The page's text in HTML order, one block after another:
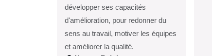
développer ses capacités
d'amélioration, pour redonner
du sens au travail, motiver les
équipes et améliorer la qualité.